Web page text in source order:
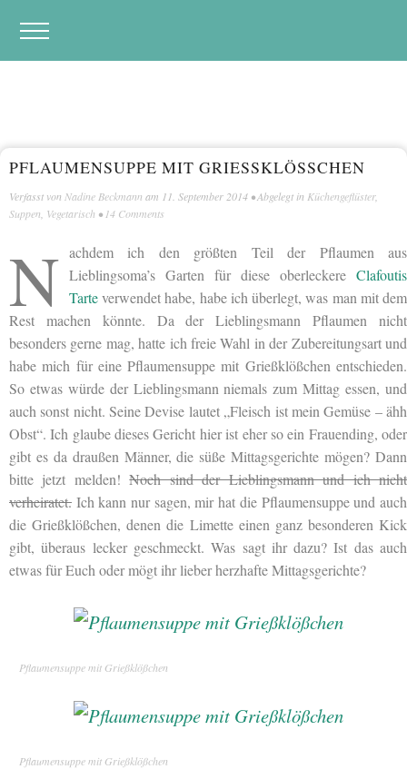
PFLAUMENSUPPE MIT GRIESSKLÖSSCHEN
Verfasst von Nadine Beckmann am 11. September 2014 • Abgelegt in Küchengeflüster,
Suppen Vegetarisch • 14 Comments
N achdem ich den größten Teil der Pflaumen aus
Lieblingsoma’s Garten für diese oberleckere Clafoutis
Tarteverwendet habe, habe ich überlegt, was man mit dem
Rest machen könnte. Da der Lieblingsmann Pflaumen nicht
besonders gerne mag, hatte ich freie Wahl in der Zubereitungsart und
habe mich für eine Pflaumensuppe mit Grießklößchen entschieden.
So etwas würde der Lieblingsmann niemals zum Mittag essen, und
auch sonst nicht. Seine Devise lautet „Fleisch ist mein Gemüse – ähh
Obst“. Ich glaube dieses Gericht hier ist eher so ein Frauending, oder
gibt es da draußen Männer, die süße Mittagsgerichte mögen? Dann
bitte jetzt melden!Noch sind der Lieblingsmann und ich nicht
verheiratet. Ich kann nur sagen, mir hat die Pflaumensuppe und auch
die Grießklößchen, denen die Limette einen ganz besonderen Kick
gibt, überaus lecker geschmeckt. Was sagt ihr dazu? Ist das auch
etwas für Euch oder mögt ihr lieber herzhafte Mittagsgerichte?
Pflaumensuppe mit Grießklößchen
Pflaumensuppe mit Grießklößchen